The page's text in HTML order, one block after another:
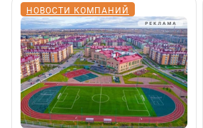
НОВОСТИ КОМПАНИЙ